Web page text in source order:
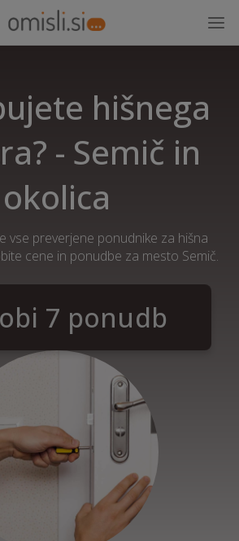
hišnega
- Semič in
okolica
vse preverjene ponudnike za hišna
cene in ponudbe za mesto Semič.
7 ponudb